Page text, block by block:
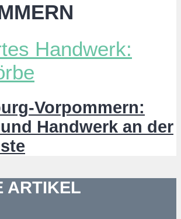
Vorpommern:
Handwerk an der
ARTIKEL